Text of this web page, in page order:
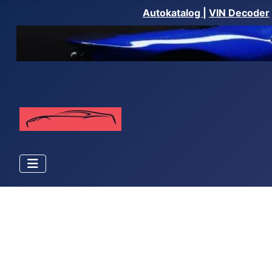
Autokatalog VIN Decoder